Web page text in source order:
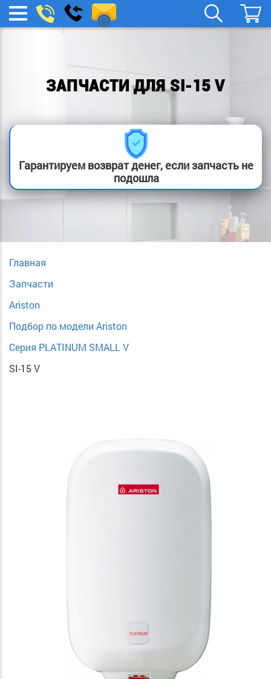
МЕНЮ
boylera@yandex.ru
Заказать
звонок
ЗАПЧАСТИ ДЛЯ SI-15 V
Гарантируем возврат денег, если запчасть не
подошла
Главная
Запчасти
Ariston
Подбор по модели Ariston
Серия PLATINUM SMALL V
SI-15 V